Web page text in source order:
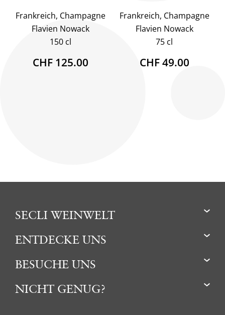
Frankreich, Champagne
Flavien Nowack
150 cl
CHF 125.00
Frankreich, Champagne
Flavien Nowack
75 cl
CHF 49.00
SECLI WEINWELT
ENTDECKE UNS
BESUCHE UNS
NICHT GENUG?